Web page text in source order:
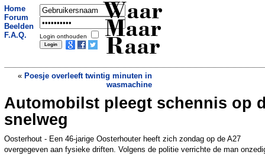
Home
Forum
Beelden
F.A.Q.
Login onthouden
Waar
Maar
Raar
« Poesje overleeft twintig minuten in
wasmachine
Bakker mag toiletbezoek personeel niet
meer registreren»
Automobilst pleegt schennis op
snelweg
Oosterhout - Een 46-jarige Oosterhouter heeft zich zondag op de A27
overgegeven aan fysieke driften. Volgens de politie verrichte de man